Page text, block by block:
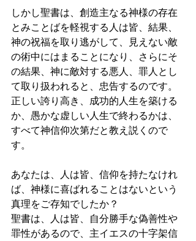
しかし聖書は、創造主なる神様の存在
とみことばを軽視する人は皆、結果、
神の祝福を取り逃がして、見えない敵
の術中にはまることになり、さらにそ
の結果、神に敵対する悪人、罪人とし
て取り扱われると、忠告するのです。
正しい誇り高き、成功的人生を築ける
か、愚かな虚しい人生で終わるかは、
すべて神信仰次第だと教え説くので
す。
あなたは、人は皆、信仰を持たなけれ
ば、神様に喜ばれることはないという
真理をご存知でしたか？
聖書は、人は皆、自分勝手な偽善性や
罪性があるので、主イエスの十字架信